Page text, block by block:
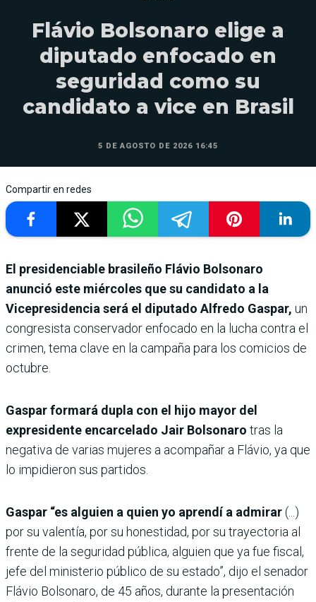
Flávio Bolsonaro elige a
diputado enfocado en
seguridad como su
candidato a vice en Brasil
5 DE AGOSTO DE 2026 16:45
Compartir en redes
El presidenciable brasileño Flávio Bolsonaro
anunció este miércoles que su candidato a la
Vicepresidencia será el diputado Alfredo Gaspar, un
congresista conservador enfocado en la lucha contra el
crimen, tema clave en la campaña para los comicios de
octubre.
Gaspar formará dupla con el hijo mayor del
expresidente encarcelado Jair Bolsonaro tras la
negativa de varias mujeres a acompañar a Flávio, ya que
lo impidieron sus partidos.
Gaspar “es alguien a quien yo aprendí a admirar(...)
por su valentía, por su honestidad, por su trayectoria al
frente de la seguridad pública, alguien que ya fue fiscal,
jefe del ministerio público de su estado”, dijo el senador
Flávio Bolsonaro, de 45 años, durante la presentación